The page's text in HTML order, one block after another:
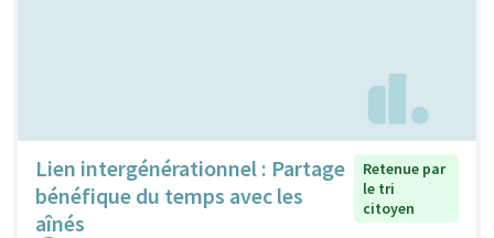
Lien intergénérationnel : Partage
bénéfique du temps avec les
aînés
Retenue par
le tri
citoyen